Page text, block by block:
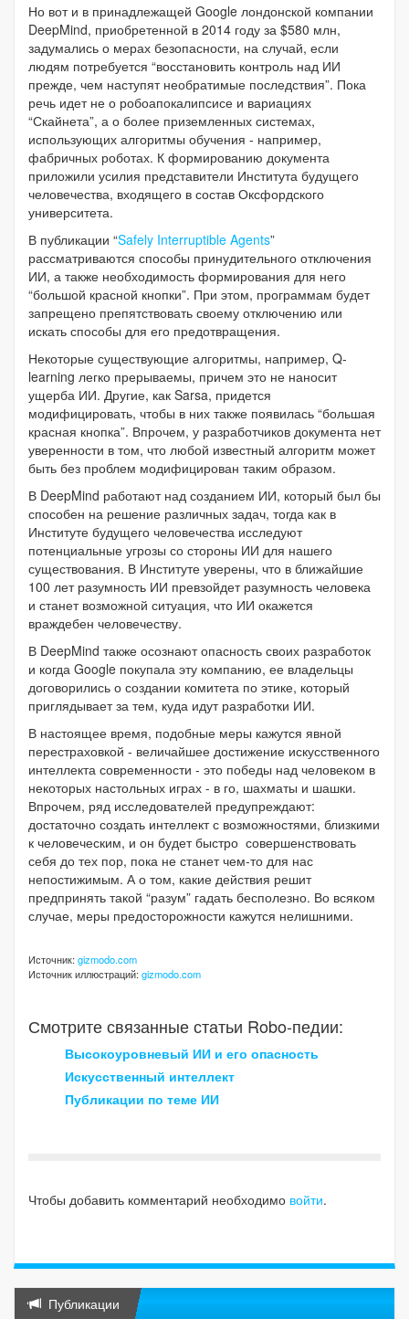
Но вот и в принадлежащей Google лондонской компании
DeepMind, приобретенной в 2014 году за $580 млн,
задумались о мерах безопасности, на случай, если
людям потребуется “восстановить контроль над ИИ
прежде, чем наступят необратимые последствия”. Пока
речь идет не о робоапокалипсисе и вариациях
“Скайнета”, а о более приземленных системах,
использующих алгоритмы обучения - например,
фабричных роботах. К формированию документа
приложили усилия представители Института будущего
человечества, входящего в состав Оксфордского
университета.
В публикации “Safely Interruptible Agents”
рассматриваются способы принудительного отключения
ИИ, а также необходимость формирования для него
“большой красной кнопки”. При этом, программам будет
запрещено препятствовать своему отключению или
искать способы для его предотвращения.
Некоторые существующие алгоритмы, например, Q-
learning легко прерываемы, причем это не наносит
ущерба ИИ. Другие, как Sarsa, придется
модифицировать, чтобы в них также появилась “большая
красная кнопка”. Впрочем, у разработчиков документа нет
уверенности в том, что любой известный алгоритм может
быть без проблем модифицирован таким образом.
В DeepMind работают над созданием ИИ, который был бы
способен на решение различных задач, тогда как в
Институте будущего человечества исследуют
потенциальные угрозы со стороны ИИ для нашего
существования. В Институте уверены, что в ближайшие
100 лет разумность ИИ превзойдет разумность человека
и станет возможной ситуация, что ИИ окажется
враждебен человечеству.
В DeepMind также осознают опасность своих разработок
и когда Google покупала эту компанию, ее владельцы
договорились о создании комитета по этике, который
приглядывает за тем, куда идут разработки ИИ.
В настоящее время, подобные меры кажутся явной
перестраховкой - величайшее достижение искусственного
интеллекта современности - это победы над человеком в
некоторых настольных играх - в го, шахматы и шашки.
Впрочем, ряд исследователей предупреждают:
достаточно создать интеллект с возможностями, близкими
к человеческим, и он будет быстро совершенствовать
себя до тех пор, пока не станет чем-то для нас
непостижимым. А о том, какие действия решит
предпринять такой “разум” гадать бесполезно. Во всяком
случае, меры предосторожности кажутся нелишними.
Источник:gizmodo.com
Источник иллюстраций:gizmodo.com
Смотрите связанные статьи Robo-педии:
Высокоуровневый ИИ и его опасность
Искусственный интеллект
Публикации по теме ИИ
Чтобы добавить комментарий необходимо войти.
Публикации